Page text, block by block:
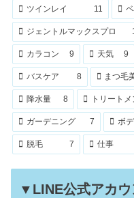
ツインレイ 11
ジェントルマックスプロ
カラコン 9 天気 9
バスケア 8 まつ毛
降水量 8 トリートメ
ガーデニング 7 ボ
脱毛 7 仕事
▼LINE公式アカウ